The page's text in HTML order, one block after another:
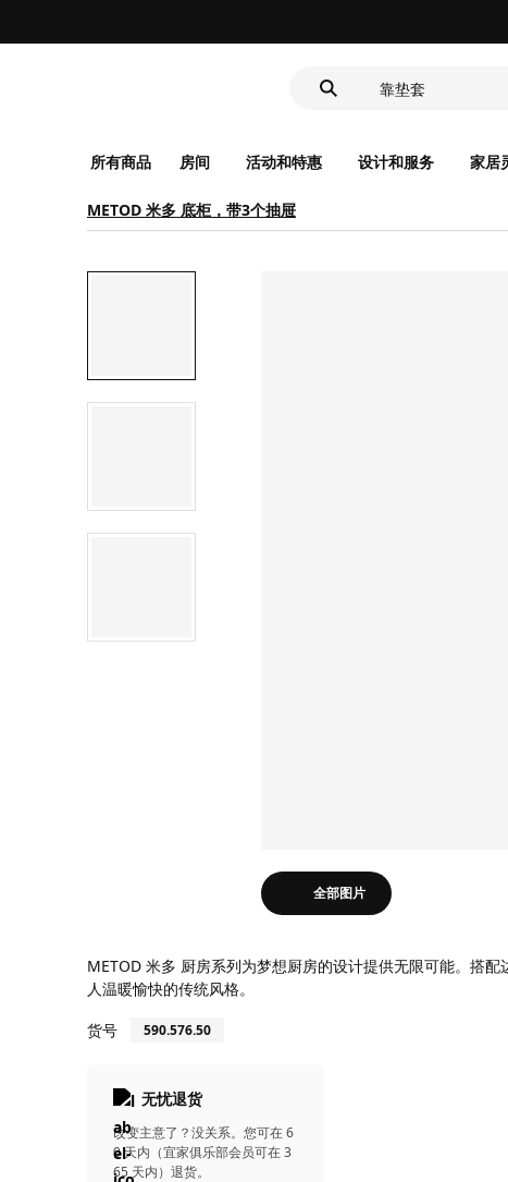
靠垫套
食品盒
所有商品 房间 活动和特惠 设计和服务 家居
METOD 米多 底柜，带3个抽屉
全部图片
METOD 米多 厨房系列为梦想厨房的设计提供无限可能。搭
人温暖愉快的传统风格。
货号
590.576.50
无忧退货
改变主意了？没关系。您可在 6
0 天内（宜家俱乐部会员可在 3
65 天内）退货。